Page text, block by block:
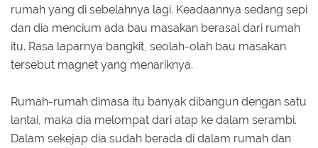
rumah yang di sebelahnya lagi. Keadaannya sedang sepi
dan dia mencium ada bau masakan berasal dari rumah
itu. Rasa laparnya bangkit, seolah-olah bau masakan
tersebut magnet yang menariknya.
Rumah-rumah dimasa itu banyak dibangun dengan satu
lantai, maka dia melompat dari atap ke dalam serambi.
Dalam sekejap dia sudah berada di dalam rumah dan